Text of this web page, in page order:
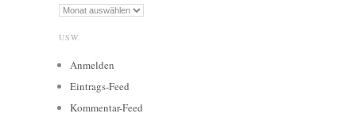
Archiv:
USW.
Anmelden
Eintrags-Feed
Kommentar-Feed